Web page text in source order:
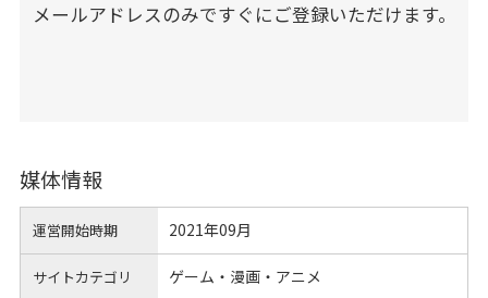
メールアドレスのみですぐにご登録いただけます。
媒体情報
運営開始時期 2021年09月
サイトカテゴリ ゲーム・漫画・アニメ